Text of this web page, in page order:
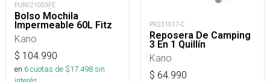
PUR021003FE
Bolso Mochila
Impermeable 60L Fitz
Kano
$ 104.990
en 6cuotas de $17.498sin
PR231017-C
Reposera De Camping
3 En 1 Quillín
Kano
$ 64.990